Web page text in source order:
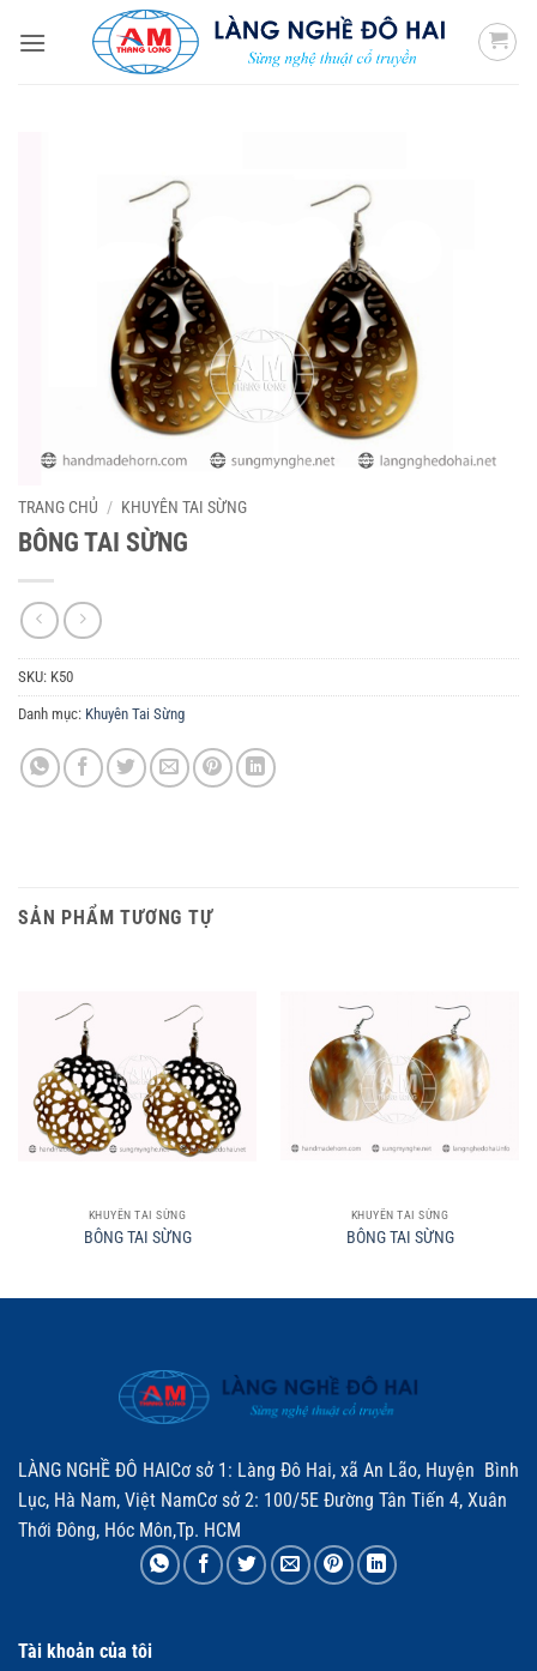
qua
TRANG CHỦ / KHUYÊN TAI SỪNG
BÔNG TAI SỪNG
SKU: K50
Danh mục: Khuyên Tai Sừng
SẢN PHẨM TƯƠNG TỰ
KHUYÊN TAI SỪNG
BÔNG TAI SỪNG
KHUYÊN TAI SỪNG
BÔNG TAI SỪNG
LÀNG NGHỀ ĐÔ HAICơ sở 1: Làng Đô Hai, xã An Lão, Huyện Bình
Lục, Hà Nam, Việt NamCơ sở 2: 100/5E Đường Tân Tiến 4, Xuân
Thới Đông, Hóc Môn,Tp. HCM
Tài khoản của tôi